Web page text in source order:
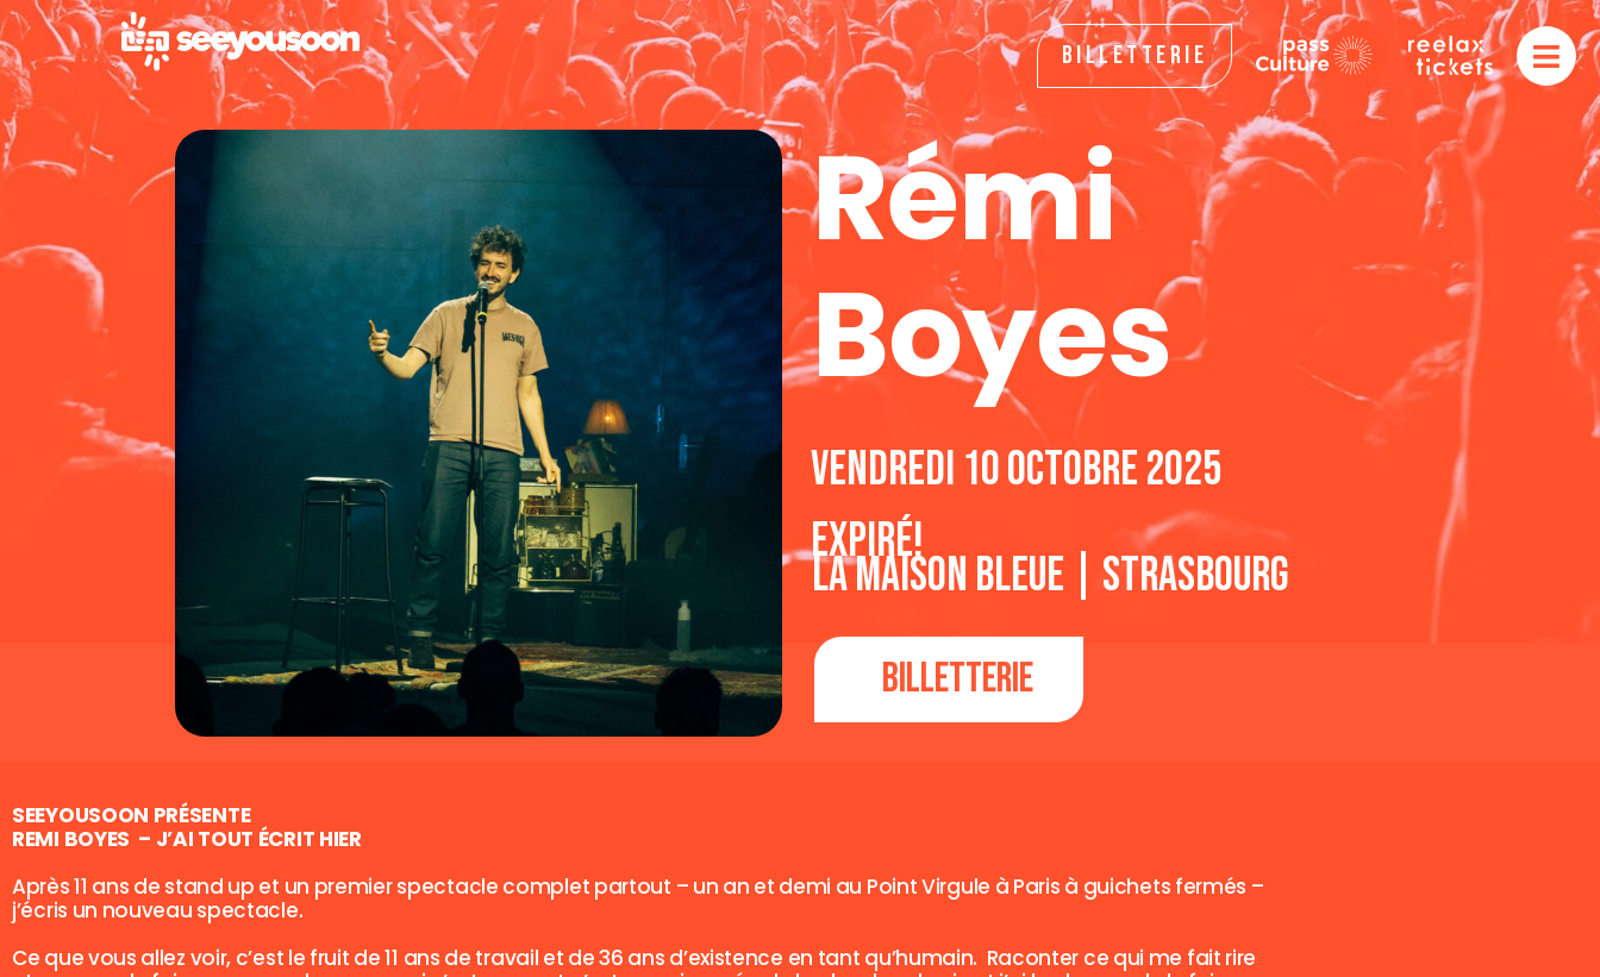
Billetterie
Rémi
Boyes
vendredi 10 octobre 2025
Expiré!
La Maison Bleue | Strasbourg
Billetterie
SEEYOUSOON PRÉSENTE
REMI BOYES – J’AI TOUT ÉCRIT HIER
Après 11 ans de stand up et un premier spectacle complet partout – un an et demi au Point Virgule à Paris à guichets fermés –
j’écris un nouveau spectacle.
Ce que vous allez voir, c’est le fruit de 11 ans de travail et de 36 ans d’existence en tant qu’humain. Raconter ce qui me fait rire